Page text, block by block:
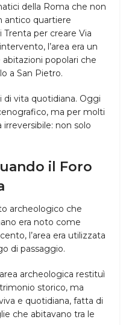
della Roma che non
antico quartiere
per creare Via
l’area era un
popolari che
a San Pietro.
di vita quotidiana. Oggi
ma per molti
non solo
il Foro
archeologico che
era noto come
l’area era utilizzata
di passaggio.
archeologica restituì
storico, ma
e quotidiana, fatta di
che abitavano tra le